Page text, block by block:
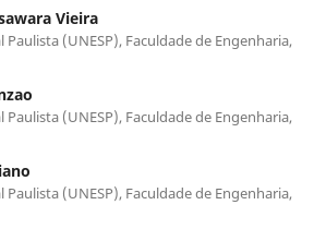
Vieira
(UNESP), Faculdade de Engenharia,
(UNESP), Faculdade de Engenharia,
(UNESP), Faculdade de Engenharia,